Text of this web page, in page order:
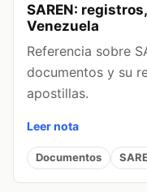
SAREN:
Venezuela
Referencia sobre
documentos y su
apostillas.
Leer nota
Documentos